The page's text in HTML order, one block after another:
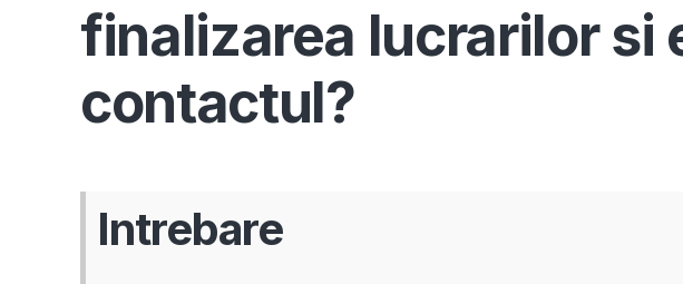
finalizarea lucrarilor si
contactul?
Intrebare